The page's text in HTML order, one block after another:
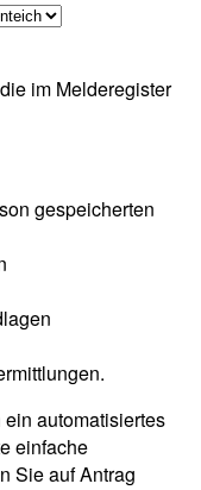
im Melderegister
gespeicherten
automatisiertes
einfache
Sie auf Antrag